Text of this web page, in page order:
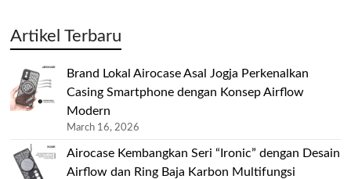
Artikel Terbaru
Brand Lokal Airocase Asal Jogja Perkenalkan
Casing Smartphone dengan Konsep Airflow
Modern
March 16, 2026
Airocase Kembangkan Seri “Ironic” dengan Desain
Airflow dan Ring Baja Karbon Multifungsi